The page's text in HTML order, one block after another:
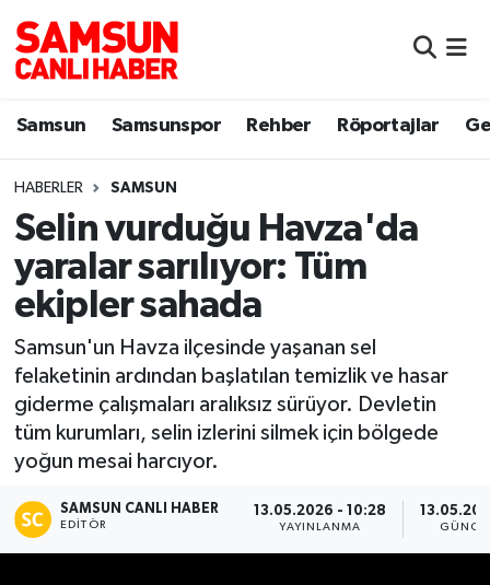
Samsun Samsunspor Rehber Röportajlar
HABERLER SAMSUN
Selin vurduğu Havza'da
yaralar sarılıyor: Tüm
ekipler sahada
Samsun'un Havza ilçesinde yaşanan sel
felaketinin ardından başlatılan temizlik ve hasar
giderme çalışmaları aralıksız sürüyor. Devletin
tüm kurumları, selin izlerini silmek için bölgede
yoğun mesai harcıyor.
SAMSUN CANLI HABER
EDITÖR
13.05.2026 - 10:28
YAYINLANMA
Samsun
Sokak Röportajları
Genel
Dünya
Sağlık
Yemek
Manşet Haberi
Samsun Nöbetçi Eczaneler
Samsun Hava Durumu
Samsun Namaz Vakitleri
Samsun Trafik Yoğunluk Haritası
Süper Lig Puan Durumu ve Fikstür
Son Dakika Haberleri
Haber Arşivi